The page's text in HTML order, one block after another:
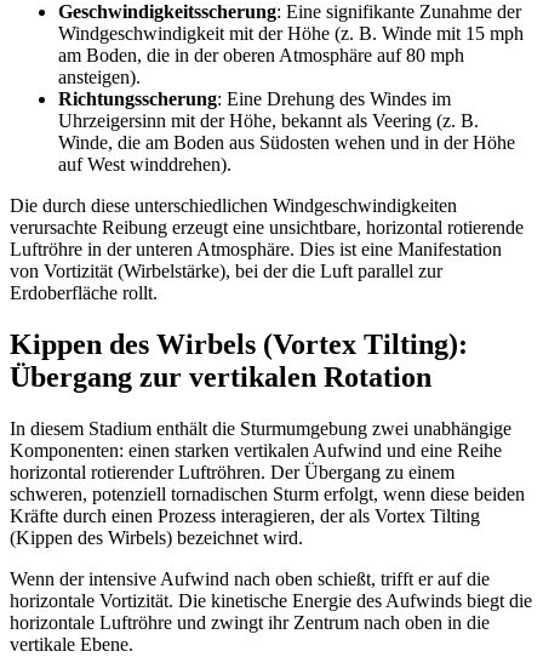
Geschwindigkeitsscherung: Eine signifikante Zunahme der
Windgeschwindigkeit mit der Höhe (z. B. Winde mit 15 mph
am Boden, die in der oberen Atmosphäre auf 80 mph
ansteigen).
Richtungsscherung: Eine Drehung des Windes im
Uhrzeigersinn mit der Höhe, bekannt als Veering (z. B.
Winde, die am Boden aus Südosten wehen und in der Höhe
auf West winddrehen).
Die durch diese unterschiedlichen Windgeschwindigkeiten
verursachte Reibung erzeugt eine unsichtbare, horizontal rotierende
Luftröhre in der unteren Atmosphäre. Dies ist eine Manifestation
von Vortizität (Wirbelstärke), bei der die Luft parallel zur
Erdoberfläche rollt.
Kippen des Wirbels (Vortex Tilting):
Übergang zur vertikalen Rotation
In diesem Stadium enthält die Sturmumgebung zwei unabhängige
Komponenten: einen starken vertikalen Aufwind und eine Reihe
horizontal rotierender Luftröhren. Der Übergang zu einem
schweren, potenziell tornadischen Sturm erfolgt, wenn diese beiden
Kräfte durch einen Prozess interagieren, der als Vortex Tilting
(Kippen des Wirbels) bezeichnet wird.
Wenn der intensive Aufwind nach oben schießt, trifft er auf die
horizontale Vortizität. Die kinetische Energie des Aufwinds biegt die
horizontale Luftröhre und zwingt ihr Zentrum nach oben in die
vertikale Ebene.